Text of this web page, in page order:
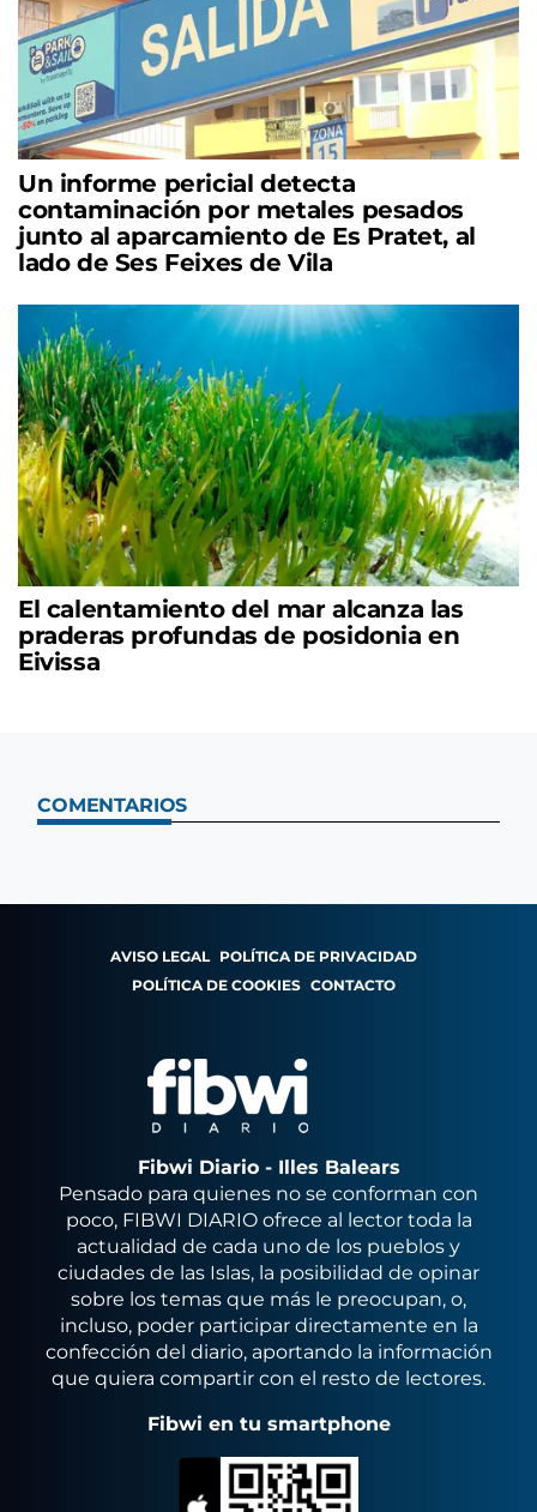
Un informe pericial detecta
contaminación por metales pesados
junto al aparcamiento de Es Pratet, al
lado de Ses Feixes de Vila
El calentamiento del mar alcanza las
praderas profundas de posidonia en
Eivissa
COMENTARIOS
AVISO LEGAL POLÍTICA DE PRIVACIDAD
POLÍTICA DE COOKIES CONTACTO
Fibwi Diario - Illes Balears
Pensado para quienes no se conforman con
poco, FIBWI DIARIO ofrece al lector toda la
actualidad de cada uno de los pueblos y
ciudades de las Islas, la posibilidad de opinar
sobre los temas que más le preocupan, o,
incluso, poder participar directamente en la
confección del diario, aportando la información
que quiera compartir con el resto de lectores.
Fibwi en tu smartphone